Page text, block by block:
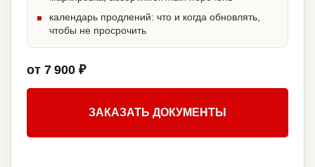
календарь продлений: что и когда обновлять,
чтобы не просрочить
от 7 900 ₽
ЗАКАЗАТЬ ДОКУМЕНТЫ